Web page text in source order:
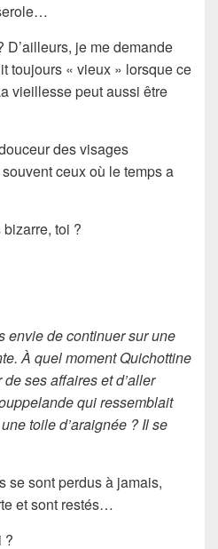
je me demande
toujours « vieux » lorsque ce
vieillesse peut aussi être
des visages
ceux où le temps a
toi ?
envie de continuer sur une
À quel moment Quichottine
ses affaires et d’aller
qui ressemblait
toile d’araignée ? Il se
sont perdus à jamais,
et sont restés…
?